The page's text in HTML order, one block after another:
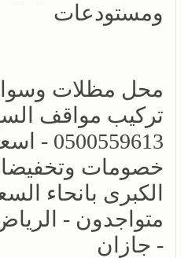
ومستودعات
محل مظلات
تركيب مواقف
خصومات
الكبرى بانحاء
متواجدون -
- جازان